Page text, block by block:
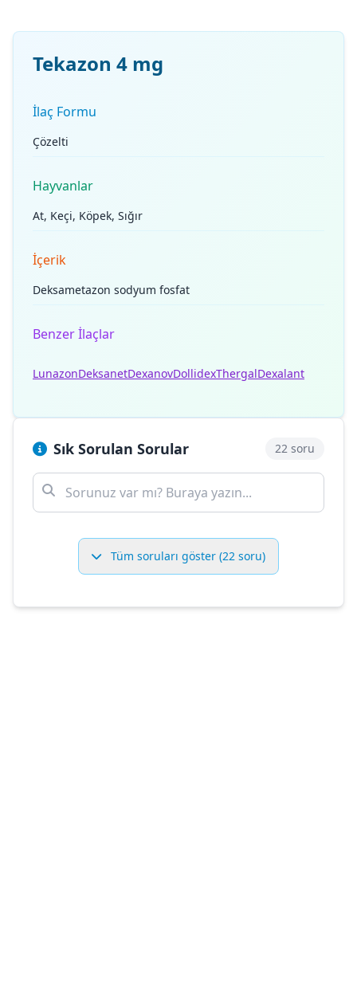
Tekazon 4 mg
İlaç Formu
Çözelti
Hayvanlar
At, Keçi, Köpek, Sığır
İçerik
Deksametazon sodyum fosfat
Benzer İlaçlar
LunazonDeksanetDexanovDollidexThergalDexalant
Sık Sorulan Sorular 22 soru
Tüm soruları göster (22 soru)